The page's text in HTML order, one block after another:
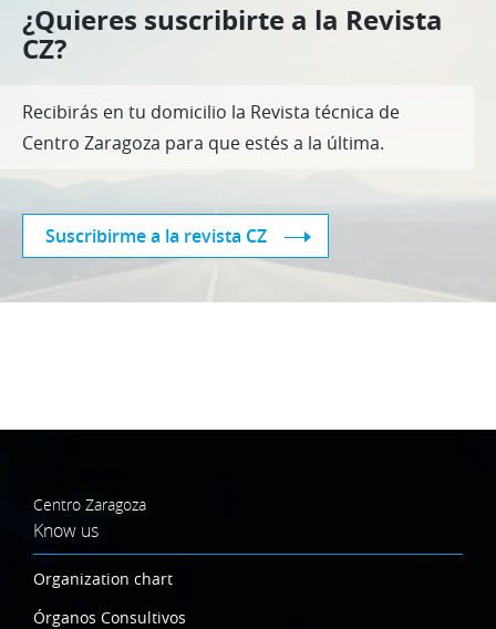
¿Quieres suscribirte a la Revista
CZ?
Recibirás en tu domicilio la Revista técnica de
Centro Zaragoza para que estés a la última.
Suscribirme a la revista CZ
Centro Zaragoza
Know us
Organization chart
Órganos Consultivos